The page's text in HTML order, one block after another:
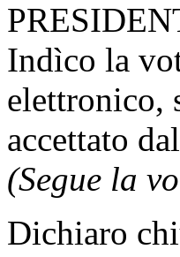
Indìco la
elettronico,
accettato
(Segue la
Dichiaro